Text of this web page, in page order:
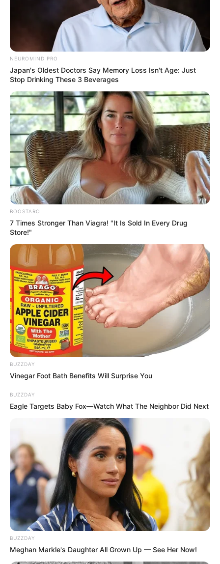
Quermania folgen: Impressum & Kontakt
Smartphone Startseite
Suchen:
Auf einigen Seiten dieses Projektes sind Affiliate-
Angebote integriert. Wenn etwas darüber gebucht oder
gekauft wird, ist das eine Unterstützung, ohne dass sich
dadurch der Preis ändert.
NEUROMIND PRO
Japan's Oldest Doctors Say Memory Loss Isn't Age: Just
Stop Drinking These 3 Beverages
BOOSTARO
7 Times Stronger Than Viagra! "It Is Sold In Every Drug
Store!"
BUZZDAY
Vinegar Foot Bath Benefits Will Surprise You
BUZZDAY
Eagle Targets Baby Fox—Watch What The Neighbor Did Next
BUZZDAY
Meghan Markle's Daughter All Grown Up — See Her Now!